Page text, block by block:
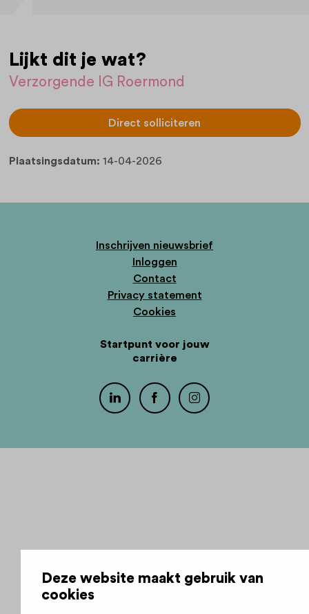
Deze website maakt gebruik van
cookies
Lijkt dit je wat?
Verzorgende IG Roermond
Direct solliciteren
Plaatsingsdatum: 14-04-2026
Inschrijven nieuwsbrief
Inloggen
Contact
Privacy statement
Cookies
Startpunt voor jouw
carrière